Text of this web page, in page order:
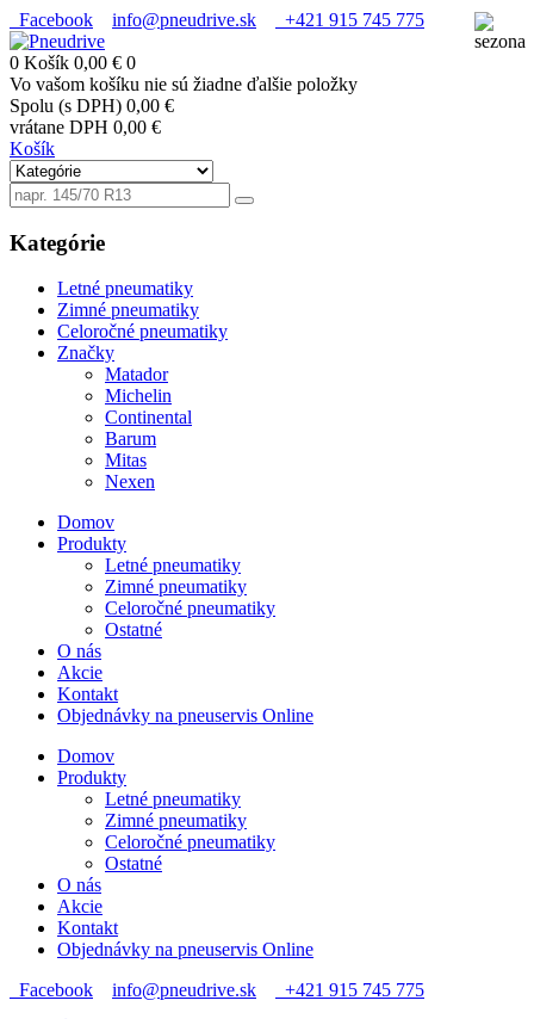
Facebook info@pneudrive.sk +421 915 745 775
0 Košík 0,00 € 0
Vo vašom košíku nie sú žiadne ďalšie položky
Spolu (s DPH) 0,00 €
vrátane DPH 0,00 €
Košík
Kategórie
Letné pneumatiky
Zimné pneumatiky
Celoročné pneumatiky
Značky
Matador
Michelin
Continental
Barum
Mitas
Nexen
Domov
Produkty
Letné pneumatiky
Zimné pneumatiky
Celoročné pneumatiky
Ostatné
O nás
Akcie
Kontakt
Objednávky na pneuservis Online
Domov
Produkty
Letné pneumatiky
Zimné pneumatiky
Celoročné pneumatiky
Ostatné
O nás
Akcie
Kontakt
Objednávky na pneuservis Online
Facebook
info@pneudrive.sk
+421 915 745 775